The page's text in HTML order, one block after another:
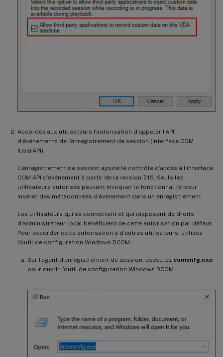
Accordez aux utilisateurs l’autorisation d’appeler l’API
d’événements de l’enregistrement de session (interface COM
IUserAPI).
L’enregistrement de session ajoute le contrôle d’accès à l’interface
COM API d’événement à partir de la version 7.15. Seuls les
utilisateurs autorisés peuvent invoquer la fonctionnalité pour
insérer des métadonnées d’événement dans un enregistrement.
Les utilisateurs qui se connectent et qui disposent de droits
d’administrateur local bénéficient de cette autorisation par défaut.
Pour accorder cette autorisation à d’autres utilisateurs, utilisez
l’outil de configuration Windows DCOM :
Sur l’agent d’enregistrement de session, exécutez comcnfg.exe
pour ouvrir l’outil de configuration Windows DCOM.